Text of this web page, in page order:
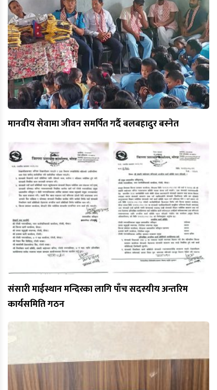
मानवीय सेवामा जीवन समर्पित गर्दै बलबहादुर बस्नेत
संसारी माईस्थान मन्दिरका लागि पाँच सदस्यीय अन्तरिम
कार्यसमिति गठन